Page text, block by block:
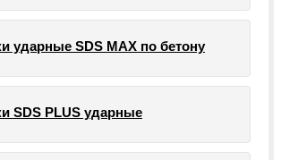
ударные SDS MAX по бетону
SDS PLUS ударные